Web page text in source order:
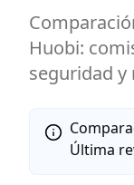
Huobi:
seguridad y
Última